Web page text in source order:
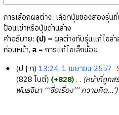
การเลือกผลต่าง: เลือกปุ่มของสองรุ่น
ป้อนเข้าหรือปุ่มด้านล่าง
คำอธิบาย: (ป)= ผลต่างกับรุ่นแก้ไขล่า
ก่อนหน้า, ล= การแก้ไขเล็กน้อย
ป ก 13:24, 1 เมษายน 2557
828 ไบต์
+828 ‎
หน้าที่ถูก
พันธจินา '''ชื่อเรื่อง''' ความคิด...'